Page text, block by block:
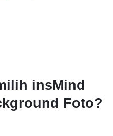
insMind
Foto?